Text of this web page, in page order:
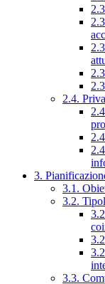
2.4.
3.
3.1.
3.2.
3.3.